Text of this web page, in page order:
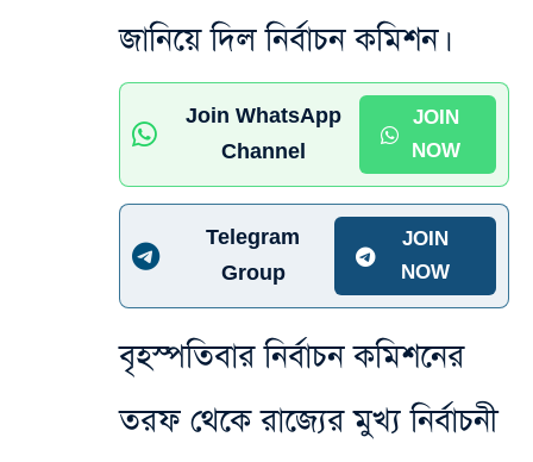
জানিয়ে দিল নির্বাচন কমিশন।
Join WhatsApp
Channel
JOIN
NOW
Telegram
Group
JOIN
NOW
বৃহস্পতিবার নির্বাচন কমিশনের
তরফ থেকে রাজ্যের মুখ্য নির্বাচনী